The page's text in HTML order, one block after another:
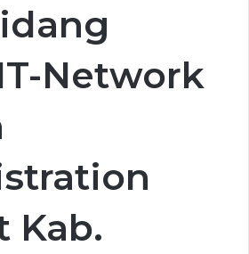
Network
Kab.